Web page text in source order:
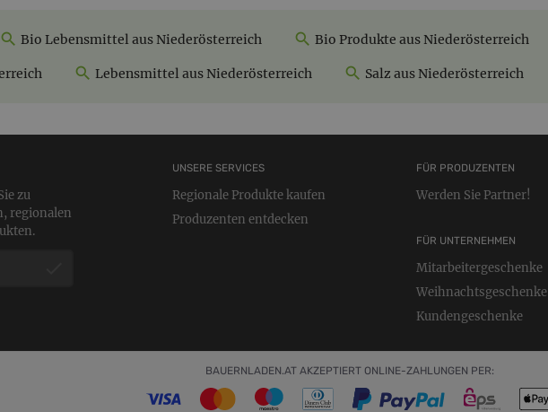
Bio Lebensmittel aus Niederösterreich Bio Produkte aus Niederösterreich
Lebensmittel aus Niederösterreich Salz aus Niederösterreich
zu
regionalen
UNSERE SERVICES
Regionale Produkte kaufen
Produzenten entdecken
FÜR PRODUZENTEN
Werden Sie Partner!
FÜR UNTERNEHMEN
Mitarbeitergeschenke
Weihnachtsgeschenke
Kundengeschenke
BAUERNLADEN.AT AKZEPTIERT ONLINE-ZAHLUNGEN PER: